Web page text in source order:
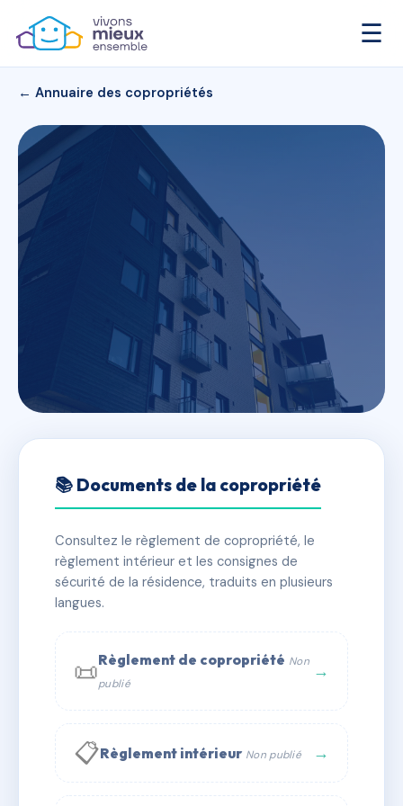
☰
← Annuaire des copropriétés
L'ARC DE SAN MARTI
✓ Immatriculée 🏠 18 lots 🏗 1 bâtiment(s)
📞 Contacter Syndic Digital
📚 Documents de la copropriété
Consultez le règlement de copropriété, le
règlement intérieur et les consignes de
sécurité de la résidence, traduits en plusieurs
langues.
📜Règlement de copropriété Non
publié
→
📋Règlement intérieur Non publié →